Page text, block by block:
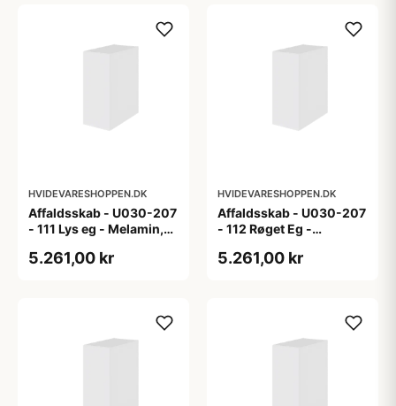
HVIDEVARESHOPPEN.DK
Affaldsskab - U030-207
- 111 Lys eg - Melamin,
5.261,00 kr
HVIDEVARESHOPPEN.DK
Affaldsskab - U030-207
- 112 Røget Eg -
5.261,00 kr